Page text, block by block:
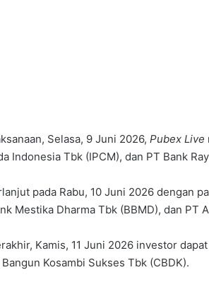
Selasa, 9 Juni 2026, Pubex Live
Indonesia Tbk (IPCM), dan PT Bank
pada Rabu, 10 Juni 2026 dengan
Mestika Dharma Tbk (BBMD), dan PT
Kamis, 11 Juni 2026 investor
Kosambi Sukses Tbk (CBDK).